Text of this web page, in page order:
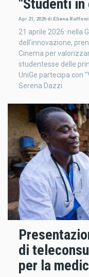
"Studenti
Apr 21, 2026di Eliana Ruffoni
21 aprile 2026: nella
dell’innovazione,
Cinema per
studentesse delle
UniGe partecipa con
Serena Dazzi.
di
per la